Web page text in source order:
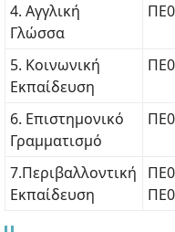
4. Αγγλική
Γλώσσα
5. Κοινωνική
Εκπαίδευση
6. Επιστημονικό
Γραμματισμό
7.Περιβαλλοντική
Εκπαίδευση